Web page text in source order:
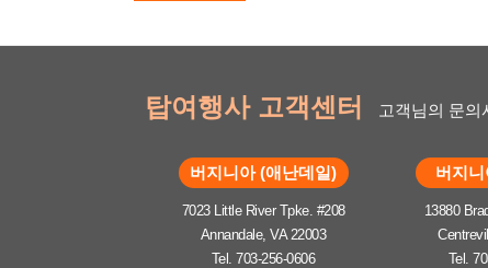
탑여행사 고객센터 고객님의 문의
버지니아 (애난데일)
7023 Little River Tpke. #208
Annandale, VA 22003
Tel. 703-256-0606
버지
13880
Tel.